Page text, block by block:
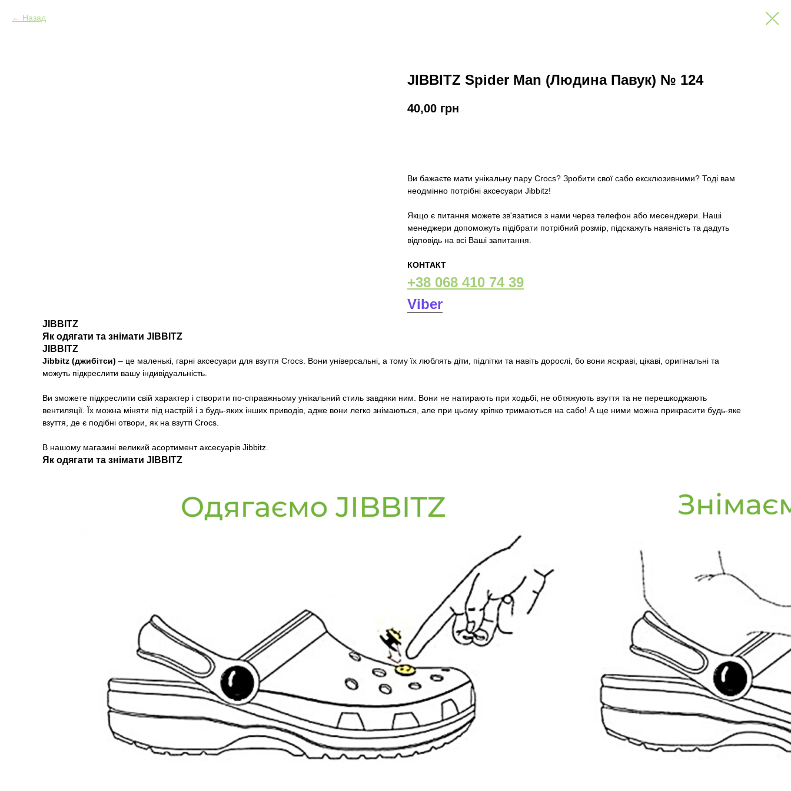
Назад
JIBBITZ Spider Man (Людина Павук) № 124
40,00 грн
Ви бажаєте мати унікальну пару Crocs? Зробити свої сабо ексклюзивними? Тоді вам
неодмінно потрібні аксесуари Jibbitz!
Якщо є питання можете зв'язатися з нами через телефон або месенджери. Наші
менеджери допоможуть підібрати потрібний розмір, підскажуть наявність та дадуть
відповідь на всі Ваші запитання.
КОНТАКТ
+38 068 410 74 39
Viber
JIBBITZ
Як одягати та знімати JIBBITZ
JIBBITZ
Jibbitz (джибітси) – це маленькі, гарні аксесуари для взуття Crocs. Вони універсальні, а тому їх люблять діти, підлітки та навіть дорослі, бо вони яскраві, цікаві, оригінальні та
можуть підкреслити вашу індивідуальність.
Ви зможете підкреслити свій характер і створити по-справжньому унікальний стиль завдяки ним. Вони не натирають при ходьбі, не обтяжують взуття та не перешкоджають
вентиляції. Їх можна міняти під настрій і з будь-яких інших приводів, адже вони легко знімаються, але при цьому кріпко тримаються на сабо! А ще ними можна прикрасити будь-яке
взуття, де є подібні отвори, як на взутті Crocs.
В нашому магазині великий асортимент аксесуарів Jibbitz.
Як одягати та знімати JIBBITZ